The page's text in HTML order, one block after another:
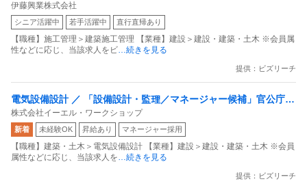
公共工事メイン）女性メンバーも活躍中！
伊藤興業株式会社
シニア活躍中 若手活躍中 直行直帰あり
【職種】施工管理＞建築施工管理 【業種】建設＞建設・建築・土木 ※会員属
性などに応じ、当該求人をビ…続きを見る
提供：ビズリーチ
電気設備設計 ／ 「設備設計・監理／マネージャー候補」官公庁・
民間施設中心／少数精鋭の設計事務所昇給年1回・賞与年2回／年
休130日
株式会社イーエル・ワークショップ
新着 未経験OK 昇給あり マネージャー採用
【職種】建築・土木＞電気設備設計 【業種】建設＞建設・建築・土木 ※会員
属性などに応じ、当該求人を…続きを見る
提供：ビズリーチ